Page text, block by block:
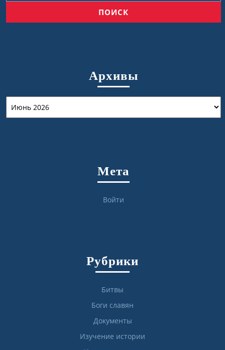
Архивы
Мета
Войти
Рубрики
Битвы
Боги славян
Документы
Изучение истории